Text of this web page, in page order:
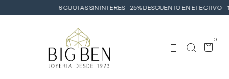
6 CUOTAS SIN INTERES - 25% DESCUENTO EN EFECTIVO -
0